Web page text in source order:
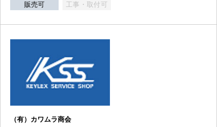
販売可 工事・取付可
（有）カワムラ商会